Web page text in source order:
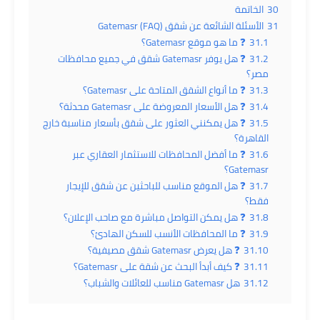
30 الخاتمة
31 الأسئلة الشائعة عن شقق Gatemasr (FAQ)
31.1 ❓ ما هو موقع Gatemasr؟
31.2
❓ هل يوفر Gatemasr شقق في جميع محافظات
مصر؟
31.3 ❓ ما أنواع الشقق المتاحة على Gatemasr؟
31.4 ❓ هل الأسعار المعروضة على Gatemasr محدثة؟
31.5 ❓ هل يمكنني العثور على شقق بأسعار مناسبة خارج
القاهرة؟
31.6 ❓ ما أفضل المحافظات للاستثمار العقاري عبر
Gatemasr؟
31.7 ❓ هل الموقع مناسب للباحثين عن شقق للإيجار
فقط؟
31.8 ❓ هل يمكن التواصل مباشرة مع صاحب الإعلان؟
31.9 ❓ ما المحافظات الأنسب للسكن الهادئ؟
31.10 ❓ هل يعرض Gatemasr شقق مصيفية؟
31.11 ❓ كيف أبدأ البحث عن شقة على Gatemasr؟
31.12 هل Gatemasr مناسب للعائلات والشباب؟